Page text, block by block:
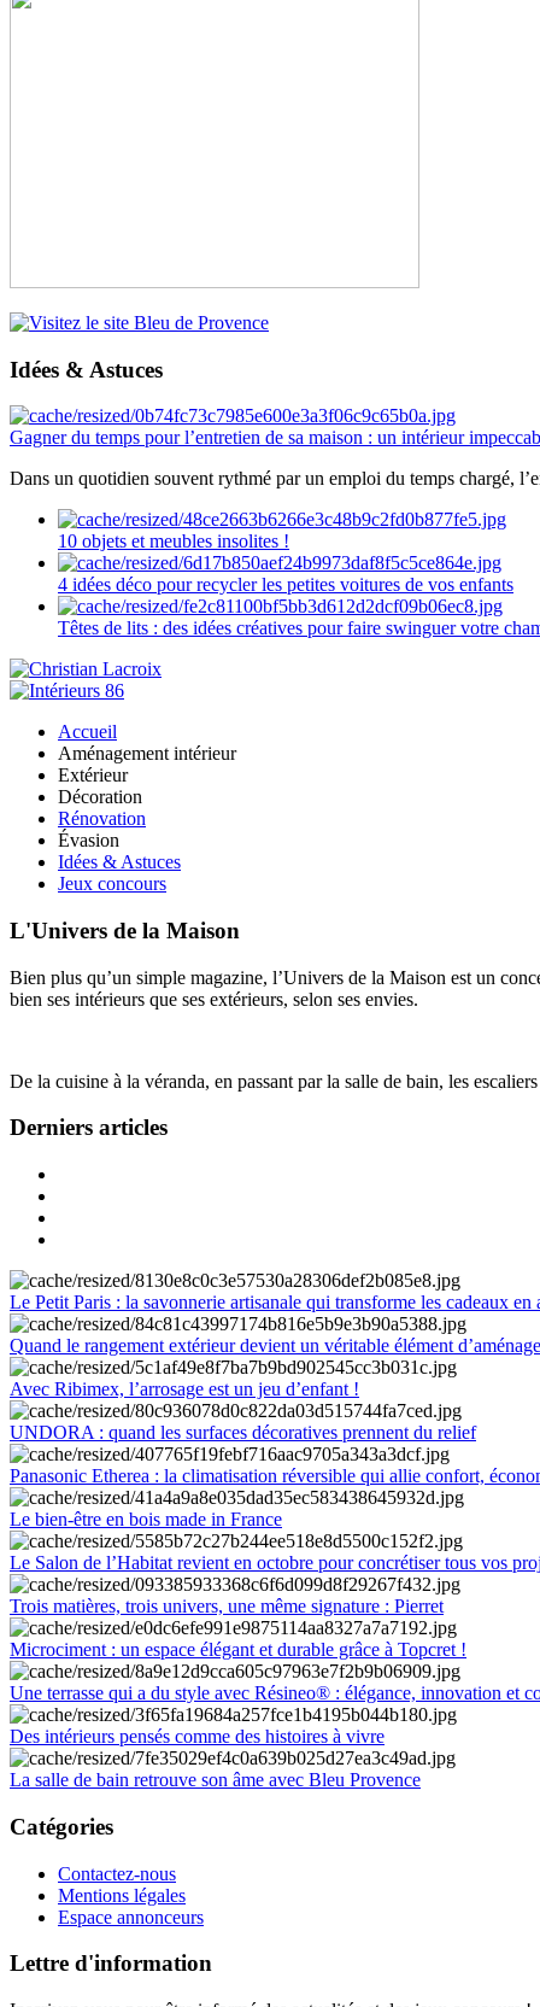
Idées & Astuces
Gagner du temps pour l’entretien de sa maison : un intérieur
Dans un quotidien souvent rythmé par un emploi du temps chargé,
10 objets et meubles insolites !
4 idées déco pour recycler les petites voitures de vos enfants
Têtes de lits : des idées créatives pour faire swinguer votre
Accueil
Aménagement intérieur
Extérieur
Décoration
Rénovation
Évasion
Idées & Astuces
Jeux concours
L'Univers de la Maison
Bien plus qu’un simple magazine, l’Univers de la Maison est un
bien ses intérieurs que ses extérieurs, selon ses envies.
De la cuisine à la véranda, en passant par la salle de bain, les
Derniers articles
Le Petit Paris : la savonnerie artisanale qui transforme les cadeaux en
Quand le rangement extérieur devient un véritable élément
Avec Ribimex, l’arrosage est un jeu d’enfant !
UNDORA : quand les surfaces décoratives prennent du relief
Panasonic Etherea : la climatisation réversible qui allie confort,
Le bien-être en bois made in France
Le Salon de l’Habitat revient en octobre pour concrétiser tous vos
Trois matières, trois univers, une même signature : Pierret
Microciment : un espace élégant et durable grâce à Topcret !
Une terrasse qui a du style avec Résineo® : élégance, innovation et
Des intérieurs pensés comme des histoires à vivre
La salle de bain retrouve son âme avec Bleu Provence
Catégories
Contactez-nous
Mentions légales
Espace annonceurs
Lettre d'information